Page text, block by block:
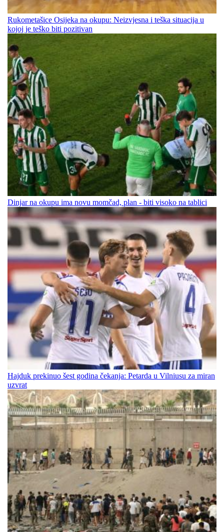
Rukometašice Osijeka na okupu: Neizvjesna i teška situacija u
kojoj je teško biti pozitivan
Dinjar na okupu ima novu momčad, plan - biti visoko na tablici
Hajduk prekinuo šest godina čekanja: Petarda u Vilniusu za miran
uzvrat